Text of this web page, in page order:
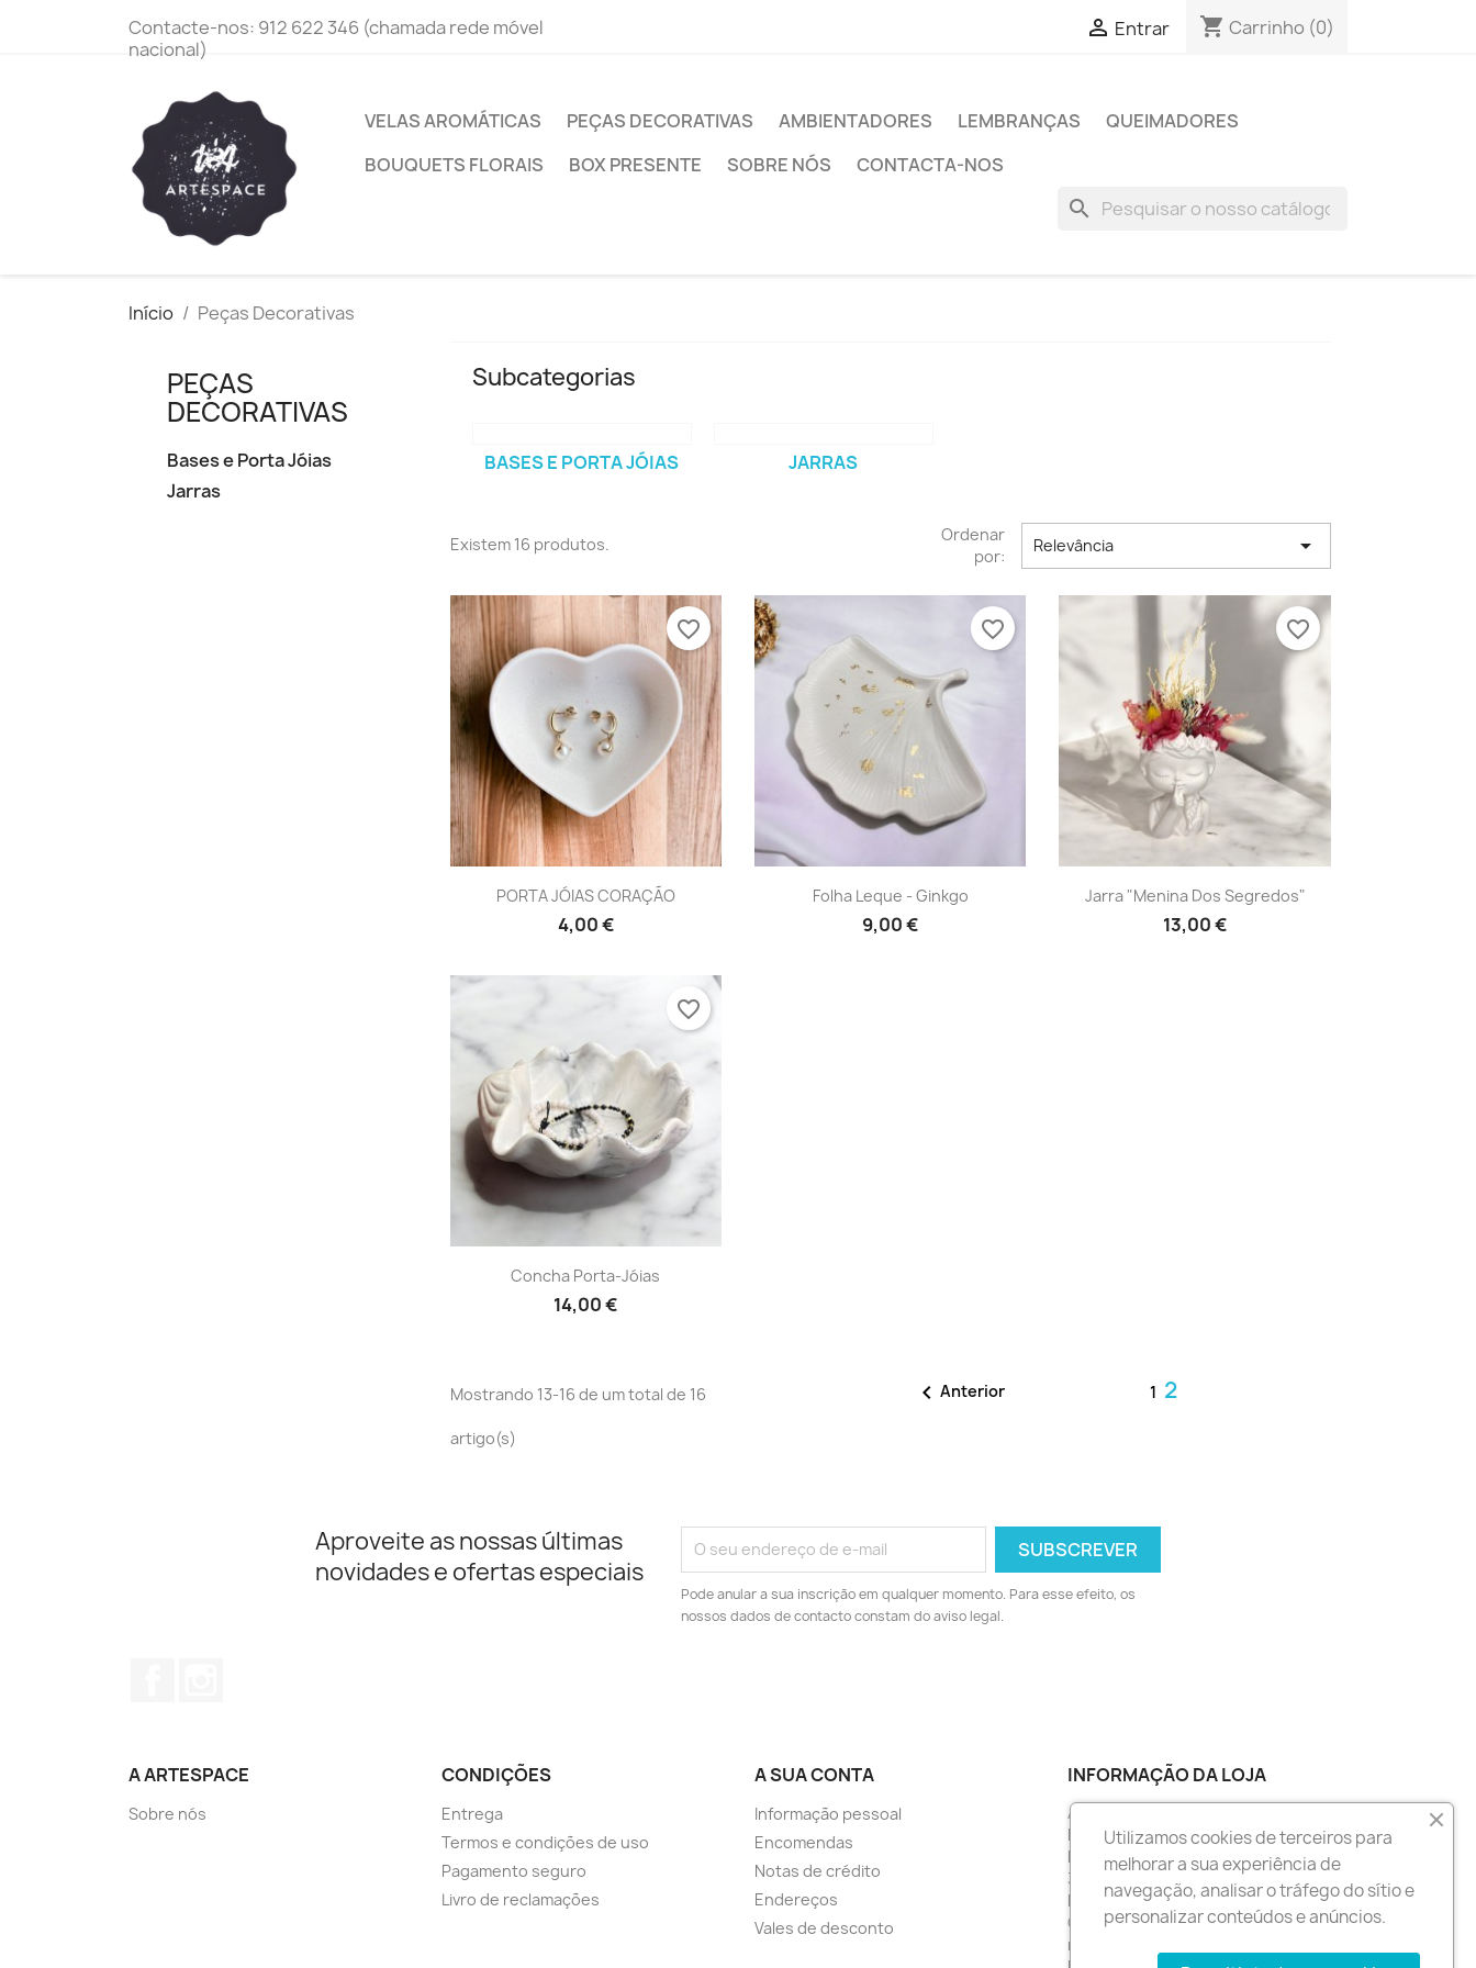
Contacte-nos: 912 622 346 (chamada rede móvel
nacional)
 Entrar shopping_cart Carrinho (0)
VELAS AROMÁTICAS PEÇAS DECORATIVAS AMBIENTADORES LEMBRANÇAS
QUEIMADORES
BOUQUETS FLORAIS
BOX PRESENTE SOBRE NÓS CONTACTA-NOS
search
Início Peças Decorativas
PEÇAS
DECORATIVAS
Bases e Porta Jóias
Jarras
Subcategorias
BASES E PORTA JÓIAS JARRAS
Existem 16 produtos.
Ordenar
por:
Relevância 
 Vista rápida
PORTA JÓIAS CORAÇÃO
4,00 €
favorite_border
Vista rápida
Folha Leque - Ginkgo
9,00 €
favorite_border
Vista rápida
Jarra "Menina Dos Segredos"
13,00 €
favorite_border
Vista rápida
Concha Porta-Jóias
14,00 €
favorite_border
Mostrando 13-16 de um total de 16
artigo(s)
 Anterior 1 2
Aproveite as nossas últimas
novidades e ofertas especiais
Pode anular a sua inscrição em qualquer momento. Para esse efeito, os
nossos dados de contacto constam do aviso legal.
A ARTESPACE
Sobre nós
CONDIÇÕES
Entrega
Termos e condições de uso
Pagamento seguro
Livro de reclamações
A SUA CONTA
Informação pessoal
Encomendas
Notas de crédito
Endereços
Vales de desconto
INFORMAÇÃO DA LOJA
ArteSpace Creative
NIF:253009294
Rua da Brejinha Nº6
3860-296 Estarreja
Portugal
Contacte-nos:912 622 346 (chamada
rede móvel nacional)
Utilizamos cookies de terceiros para
melhorar a sua experiência de
navegação, analisar o tráfego do sítio e
personalizar conteúdos e anúncios.